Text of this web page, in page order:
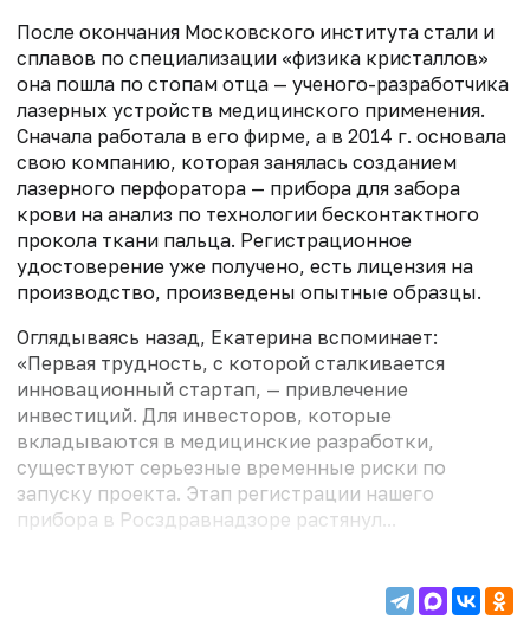
После окончания Московского института стали и
сплавов по специализации «физика кристаллов»
она пошла по стопам отца — ученого-разработчика
лазерных устройств медицинского применения.
Сначала работала в его фирме, а в 2014 г. основала
свою компанию, которая занялась созданием
лазерного перфоратора — прибора для забора
крови на анализ по технологии бесконтактного
прокола ткани пальца. Регистрационное
удостоверение уже получено, есть лицензия на
производство, произведены опытные образцы.
Оглядываясь назад, Екатерина вспоминает:
«Первая трудность, с которой сталкивается
инновационный стартап, — привлечение
инвестиций. Для инвесторов, которые
вкладываются в медицинские разработки,
существуют серьезные временные риски по
запуску проекта. Этап регистрации нашего
прибора в Росздравнадзоре растянул...